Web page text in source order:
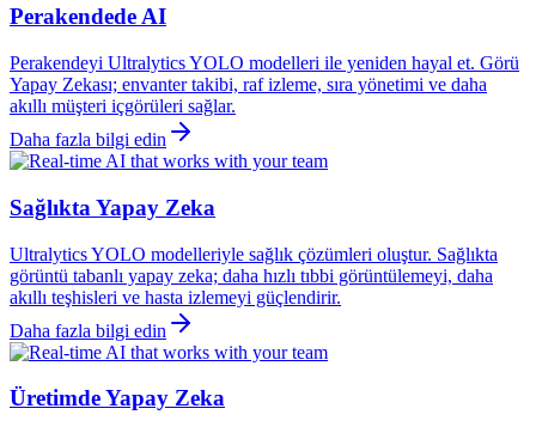
Perakendede AI
Perakendeyi Ultralytics YOLO modelleri ile yeniden hayal et. Görü
Yapay Zekası; envanter takibi, raf izleme, sıra yönetimi ve daha
akıllı müşteri içgörüleri sağlar.
Daha fazla bilgi edin
Sağlıkta Yapay Zeka
Ultralytics YOLO modelleriyle sağlık çözümleri oluştur. Sağlıkta
görüntü tabanlı yapay zeka; daha hızlı tıbbi görüntülemeyi, daha
akıllı teşhisleri ve hasta izlemeyi güçlendirir.
Daha fazla bilgi edin
Üretimde Yapay Zeka